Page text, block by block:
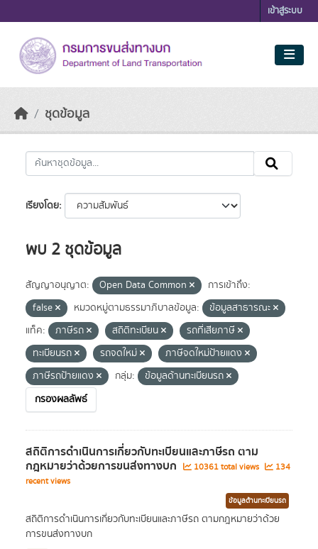
เข้าสู่ระบบ
ชุดข้อมูล
เรียงโดย
พบ 2 ชุดข้อมูล
สัญญาอนุญาต: Open Data Common
การเข้าถึง:
false
หมวดหมู่ตามธรรมาภิบาลข้อมูล:
ข้อมูลสาธารณะ
แท็ค:
ภาษีรถ สถิติทะเบียน
รถที่เสียภาษี
ทะเบียนรถ
รถจดใหม่
ภาษีจดใหม่ป้ายแดง
ภาษีรถป้ายแดง
กลุ่ม:
ข้อมูลด้านทะเบียนรถ
กรองผลลัพธ์
สถิติการดำเนินการเกี่ยวกับทะเบียนและภาษีรถ ตาม
กฎหมายว่าด้วยการขนส่งทางบก 10361 total views
134
recent views
ข้อมูลด้านทะเบียนรถ
สถิติการดำเนินการเกี่ยวกับทะเบียนและภาษีรถ ตามกฎหมายว่าด้วย
การขนส่งทางบก